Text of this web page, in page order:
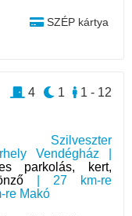
SZÉP kártya
Vendégház |
parkolás, kert,
| 27 km-re
re Makó
1 - 12
1
4